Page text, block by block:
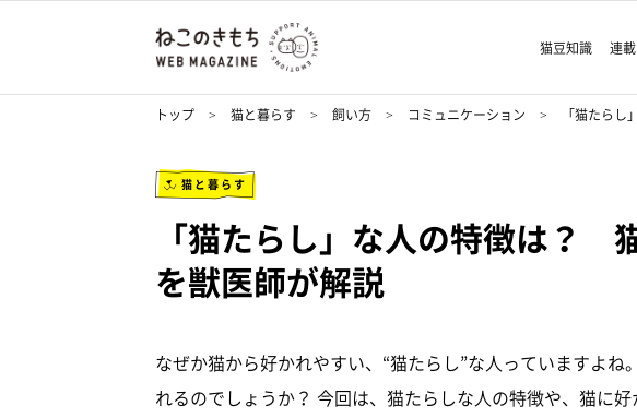
猫豆知識 連載
トップ 猫と暮らす 飼い方 コミュニケーション 「猫たら
猫と暮らす
「猫たらし」な人の特徴は？
を獣医師が解説
なぜか猫から好かれやすい、“猫たらし”な人っていますよ
れるのでしょうか？ 今回は、猫たらしな人の特徴や、猫に好